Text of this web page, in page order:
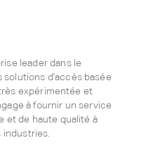
leader dans le
solutions d'accès basée
expérimentée et
à fournir un service
et de haute qualité à